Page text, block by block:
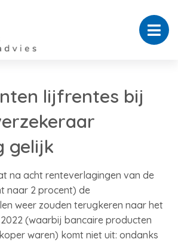
lijfrentes bij
gelijk
na acht renteverlagingen van de
naar 2 procent) de
weer zouden terugkeren naar het
(waarbij bancaire producten
waren) komt niet uit: ondanks